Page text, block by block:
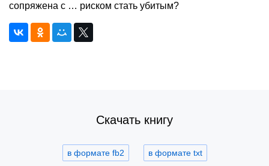
сопряжена с … риском стать убитым?
Скачать книгу
в формате fb2 в формате txt